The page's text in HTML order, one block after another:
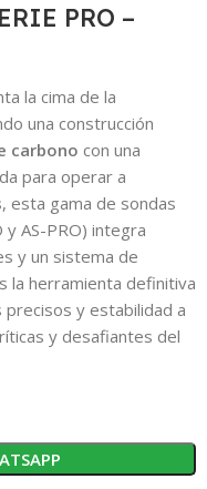
PRO –
la cima de la
una construcción
carbono con una
para operar a
, esta gama de sondas
AS-PRO) integra
y un sistema de
la herramienta definitiva
y estabilidad a
y desafiantes del